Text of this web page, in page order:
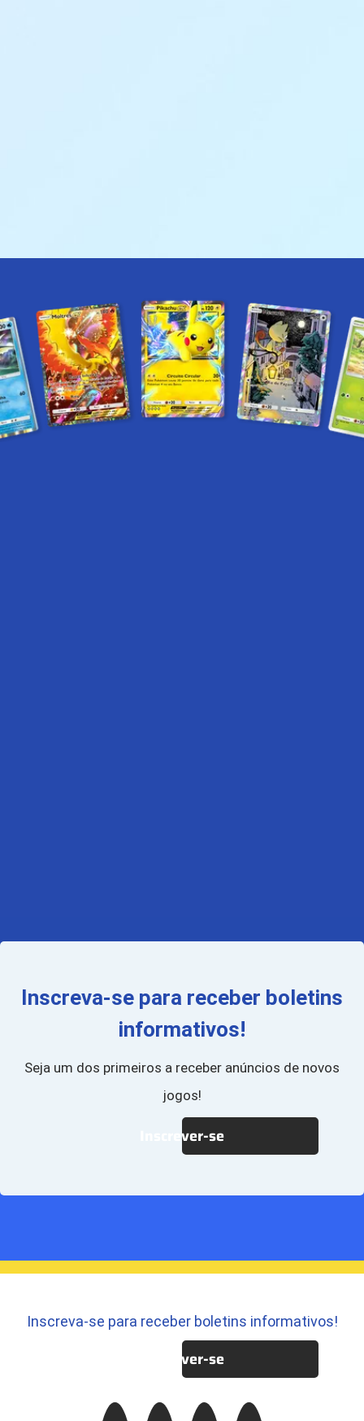
Inscreva-se para receber boletins
informativos!
Seja um dos primeiros a receber anúncios de novos
jogos!
Inscrever-se
Inscreva-se para receber boletins informativos!
Inscrever-se